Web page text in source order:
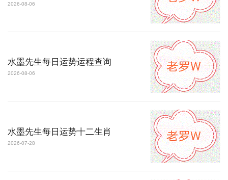
2026-08-06
水墨先生每日运势运程查询
2026-08-06
水墨先生每日运势十二生肖
2026-07-28